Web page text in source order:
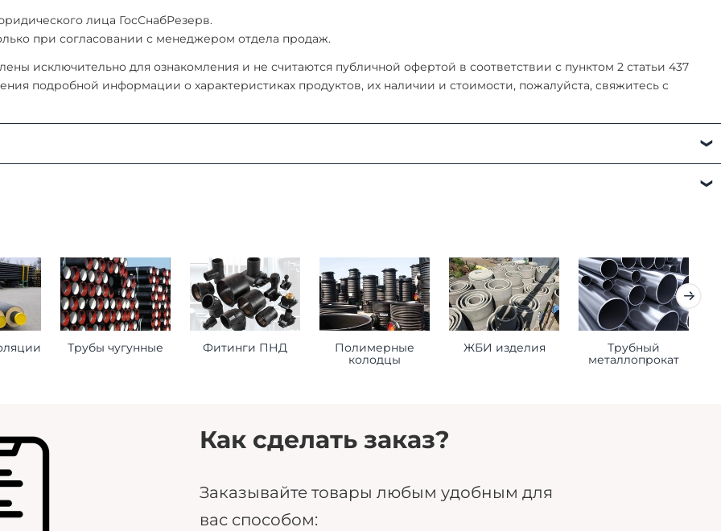
лица ГосСнабРезерв.
при согласовании с менеджером отдела продаж.
исключительно для ознакомления и не считаются публичной офертой в соответствии с пунктом 2 статьи 437
подробной информации о характеристиках продуктов, их наличии и стоимости, пожалуйста, свяжитесь с
заказа
нам следующую информацию при оформлении заказа:
будет принимать груз на месте доставки.
Трубы чугунные Фитинги ПНД
Полимерные
колодцы
ЖБИ изделия
Трубный
металлопрокат
Как сделать заказ?
Заказывайте товары любым удобным для
вас способом: